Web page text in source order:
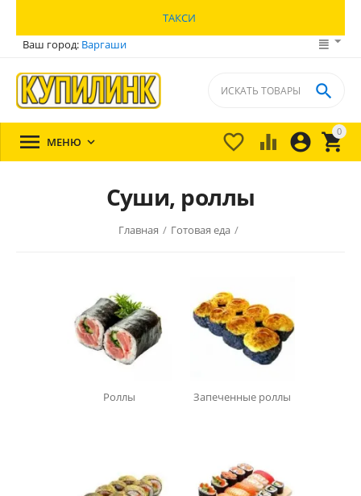
ТАКСИ
Ваш город: Варгаши
0


 

 МЕНЮ 
Суши, роллы
Главная / Готовая еда /
Роллы Запеченные роллы